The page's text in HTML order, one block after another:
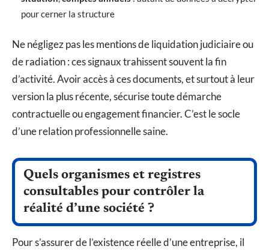
pour cerner la structure
Ne négligez pas les mentions de liquidation judiciaire ou
de radiation : ces signaux trahissent souvent la fin
d’activité. Avoir accès à ces documents, et surtout à leur
version la plus récente, sécurise toute démarche
contractuelle ou engagement financier. C’est le socle
d’une relation professionnelle saine.
Quels organismes et registres
consultables pour contrôler la
réalité d’une société ?
Pour s’assurer de l’existence réelle d’une entreprise, il